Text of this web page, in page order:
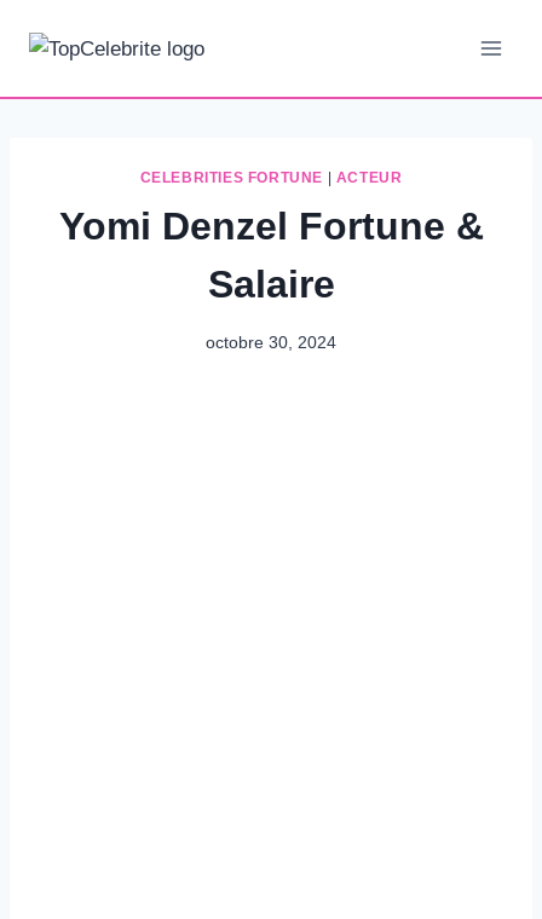
CELEBRITIES FORTUNE ACTEUR
Yomi Denzel Fortune &
Salaire
octobre 30, 2024